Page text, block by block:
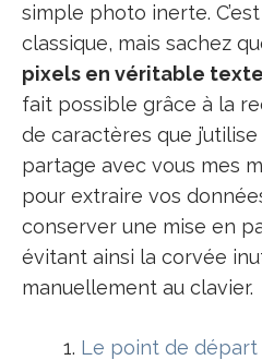
simple photo inerte.
classique, mais sachez
pixels en véritable
fait possible grâce à la
de caractères que
partage avec vous mes
pour extraire vos
conserver une mise en
évitant ainsi la corvée
manuellement au clavier.
Le point de départ